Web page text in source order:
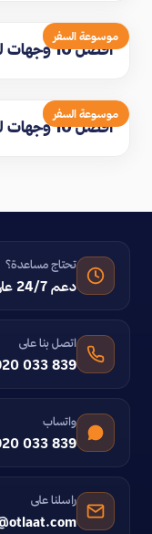
موسوعة السفر
افضل 10 وجهات للسفر في شهر يوليو
موسوعة السفر
افضل 10 وجهات للسفر خلال شهر مايو
تحتاج مساعدة؟
دعم 24/7 على مدار الساعة
اتصل بنا على
033 839
واتساب
033 839
راسلنا على